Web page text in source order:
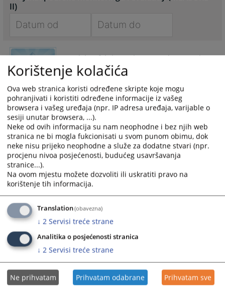
II)
forward
to
interact
with
the
calendar
and
select
a
date.
Press
the
question
mark
key
to
get
the
keyboard
shortcuts
for
changing
forward
to
interact
with
the
calendar
and
select
a
date.
the
question
mark
key
to
the
keyboard
shortcuts
for
changing
Indeks efektivnosti pravosuđa Bosne i
Hercegovine (INDEX) - Izvještaji
PROJEKAT PODRŠKE MONITORINGU I EVALUACIJI (MEASURE-
BIH)
Korištenje kolačića
Ova web stranica koristi određene skripte koje mogu
pohranjivati i koristiti određene informacije iz vašeg
browsera i vašeg uređaja (npr. IP adresa uređaja, varijable o
sesiji unutar browsera, ...).
Neke od ovih informacija su nam neophodne i bez njih web
stranica ne bi mogla fukcionisati u svom punom obimu, dok
neke nisu prijeko neophodne a služe za dodatne stvari (npr.
procjenu nivoa posjećenosti, budućeg usavršavanja
stranice...).
Na ovom mjestu možete dozvoliti ili uskratiti pravo na
korištenje tih informacija.
Translation(obavezna)
↓ 2 Servisi treće strane
Analitika o posjećenosti stranica
↓ 2 Servisi treće strane
Ne prihvatam Prihvatam odabrane Prihvatam sve